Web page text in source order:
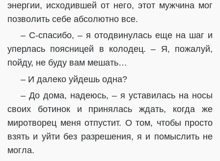
энергии, исходившей от него, этот мужчина мог
позволить себе абсолютно все.
– С-спасибо, – я отодвинулась еще на шаг и
уперлась поясницей в колодец. – Я, пожалуй,
пойду, не буду вам мешать…
– И далеко уйдешь одна?
– До дома, надеюсь, – я уставилась на носы
своих ботинок и принялась ждать, когда же
миротворец меня отпустит. О том, чтобы просто
взять и уйти без разрешения, я и помыслить не
могла.